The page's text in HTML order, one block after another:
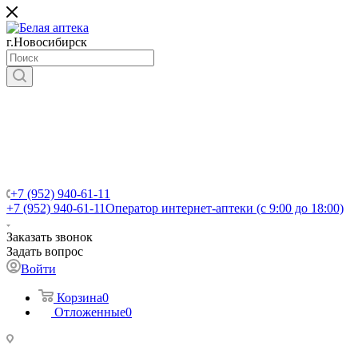
г.Новосибирск
+7 (952) 940-61-11
+7 (952) 940-61-11Оператор интернет-аптеки (с 9:00 до 18:00)
Заказать звонок
Задать вопрос
Войти
Корзина0
Отложенные0